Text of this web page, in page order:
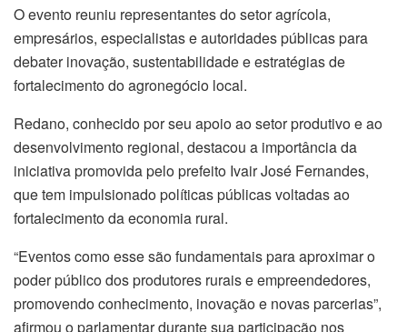
O evento reuniu representantes do setor agrícola,
empresários, especialistas e autoridades públicas para
debater inovação, sustentabilidade e estratégias de
fortalecimento do agronegócio local.
Redano, conhecido por seu apoio ao setor produtivo e ao
desenvolvimento regional, destacou a importância da
iniciativa promovida pelo prefeito Ivair José Fernandes,
que tem impulsionado políticas públicas voltadas ao
fortalecimento da economia rural.
“Eventos como esse são fundamentais para aproximar o
poder público dos produtores rurais e empreendedores,
promovendo conhecimento, inovação e novas parcerias”,
afirmou o parlamentar durante sua participação nos